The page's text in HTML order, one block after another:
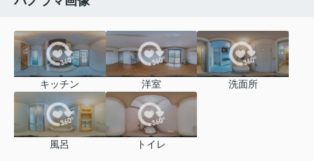
キッチン 洋室 洗面所
風呂 トイレ